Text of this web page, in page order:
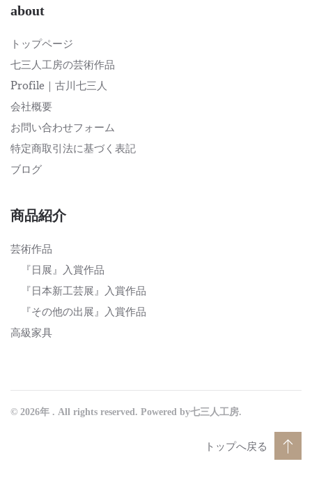
about
トップページ
七三人工房の芸術作品
Profile｜古川七三人
会社概要
お問い合わせフォーム
特定商取引法に基づく表記
ブログ
商品紹介
芸術作品
『日展』入賞作品
『日本新工芸展』入賞作品
『その他の出展』入賞作品
高級家具
© 2026年 . All rights reserved. Powered by七三人工房.
トップへ戻る